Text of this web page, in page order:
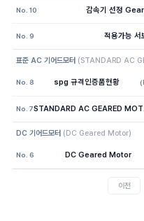
No. 10 감속기 선정
No. 9 적용가능 서
표준 AC 기어드모터 (STANDARD AC
No. 8 spg 규격인증품현황 (
No. 7
DC 기어드모터 (DC Geared Motor)
No. 6 DC Geared Motor
이전